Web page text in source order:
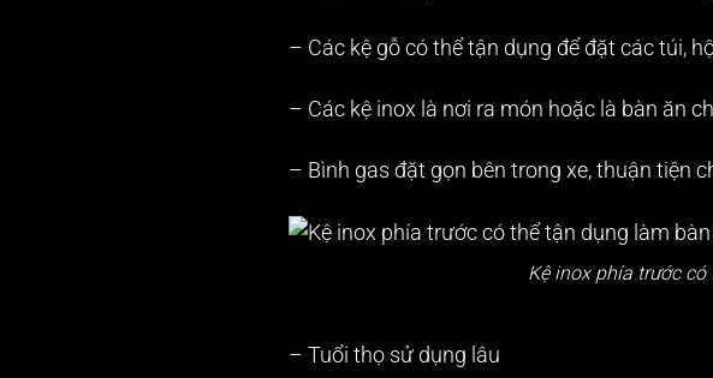
– Các kệ gỗ có thể tận dụng để đặt các túi,
– Các kệ inox là nơi ra món hoặc là bàn ăn
– Bình gas đặt gọn bên trong xe, thuận tiện
Kệ inox phía trước
– Tuổi thọ sử dụng lâu